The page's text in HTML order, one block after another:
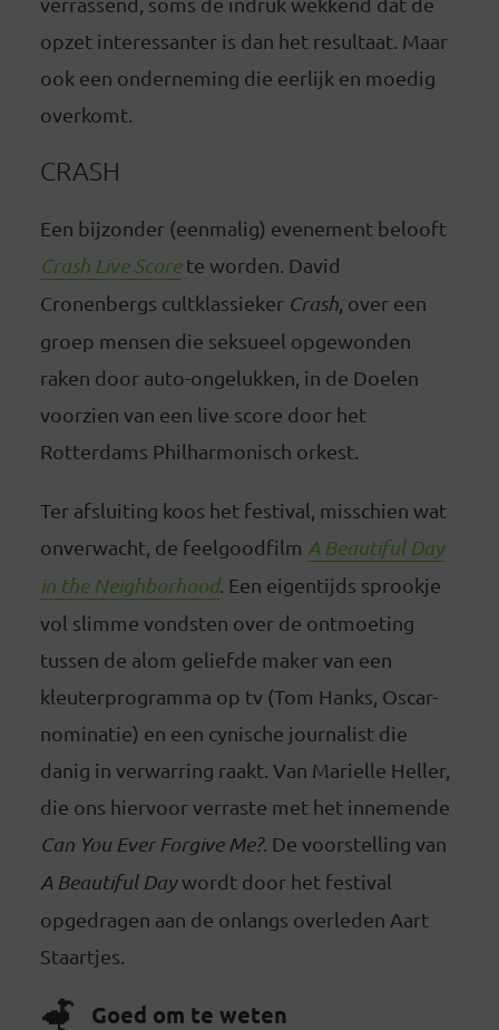
opzet interessanter is dan het resultaat. Maar
ook een onderneming die eerlijk en moedig
overkomt.
CRASH
Een bijzonder (eenmalig) evenement belooft
Crash Live Scorete worden. David
Cronenbergs cultklassieker Crash, over een
groep mensen die seksueel opgewonden
raken door auto-ongelukken, in de Doelen
voorzien van een live score door het
Rotterdams Philharmonisch orkest.
Ter afsluiting koos het festival, misschien wat
onverwacht, de feelgoodfilm A Beautiful Day
in the Neighborhood. Een eigentijds sprookje
vol slimme vondsten over de ontmoeting
tussen de alom geliefde maker van een
kleuterprogramma op tv (Tom Hanks, Oscar-
nominatie) en een cynische journalist die
danig in verwarring raakt. Van Marielle Heller,
die ons hiervoor verraste met het innemende
Can You Ever Forgive Me?. De voorstelling van
A Beautiful Daywordt door het festival
opgedragen aan de onlangs overleden Aart
Staartjes.
Goed om te weten